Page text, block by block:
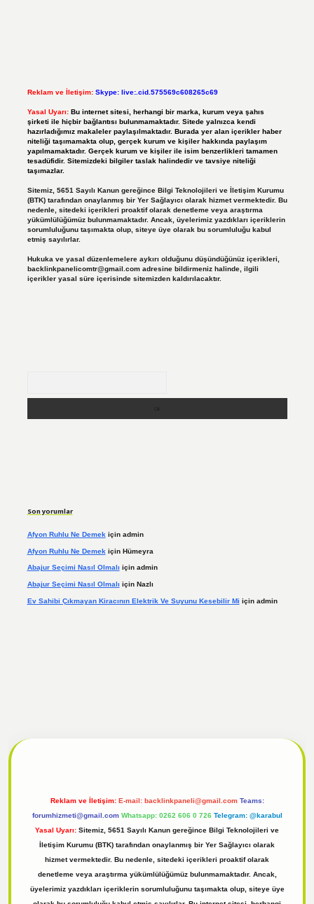
Reklam ve İletişim: Skype: live:.cid.575569c608265c69
Yasal Uyarı: Bu internet sitesi, herhangi bir marka, kurum veya şahıs
şirketi ile hiçbir bağlantısı bulunmamaktadır. Sitede yalnızca kendi
hazırladığımız makaleler paylaşılmaktadır. Burada yer alan içerikler haber
niteliği taşımamakta olup, gerçek kurum ve kişiler hakkında paylaşım
yapılmamaktadır. Gerçek kurum ve kişiler ile isim benzerlikleri tamamen
tesadüfidir. Sitemizdeki bilgiler taslak halindedir ve tavsiye niteliği
taşımazlar.
Sitemiz, 5651 Sayılı Kanun gereğince Bilgi Teknolojileri ve İletişim Kurumu
(BTK) tarafından onaylanmış bir Yer Sağlayıcı olarak hizmet vermektedir. Bu
nedenle, sitedeki içerikleri proaktif olarak denetleme veya araştırma
yükümlülüğümüz bulunmamaktadır. Ancak, üyelerimiz yazdıkları içeriklerin
sorumluluğunu taşımakta olup, siteye üye olarak bu sorumluluğu kabul
etmiş sayılırlar.
Hukuka ve yasal düzenlemelere aykırı olduğunu düşündüğünüz içerikleri,
backlinkpanelicomtr@gmail.comadresine bildirmeniz halinde, ilgili
içerikler yasal süre içerisinde sitemizden kaldırılacaktır.
Son yorumlar
Afyon Ruhlu Ne Demek için admin
Afyon Ruhlu Ne Demek için Hümeyra
Abajur Seçimi Nasıl Olmalı için admin
Abajur Seçimi Nasıl Olmalı için Nazlı
Ev Sahibi Çıkmayan Kiracının Elektrik Ve Suyunu Kesebilir Mi için admin
Reklam ve İletişim: E-mail: backlinkpaneli@gmail.com Teams:
forumhizmeti@gmail.com Whatsapp: 0262 606 0 726 Telegram: @karabul
Yasal Uyarı: Sitemiz, 5651 Sayılı Kanun gereğince Bilgi Teknolojileri ve
İletişim Kurumu (BTK) tarafından onaylanmış bir Yer Sağlayıcı olarak
hizmet vermektedir. Bu nedenle, sitedeki içerikleri proaktif olarak
denetleme veya araştırma yükümlülüğümüz bulunmamaktadır. Ancak,
üyelerimiz yazdıkları içeriklerin sorumluluğunu taşımakta olup, siteye üye